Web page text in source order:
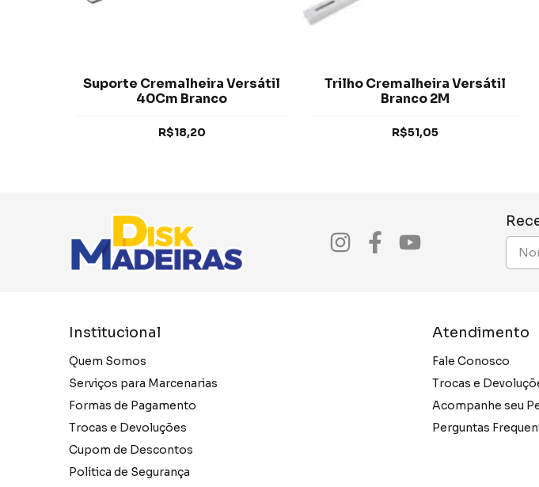
Suporte Cremalheira Versátil
40Cm Branco
R$18,20
Trilho Cremalheira Versátil
Branco 2M
R$51,05
Institucional
Quem Somos
Serviços para Marcenarias
Formas de Pagamento
Trocas e Devoluções
Cupom de Descontos
Política de Segurança
Atendimento
Fale Conosco
Trocas e
Acompanhe seu
Perguntas